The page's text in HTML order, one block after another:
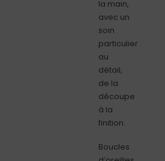
la main,
avec un
soin
particulier
au
détail,
de la
découpe
à la
finition.
Boucles